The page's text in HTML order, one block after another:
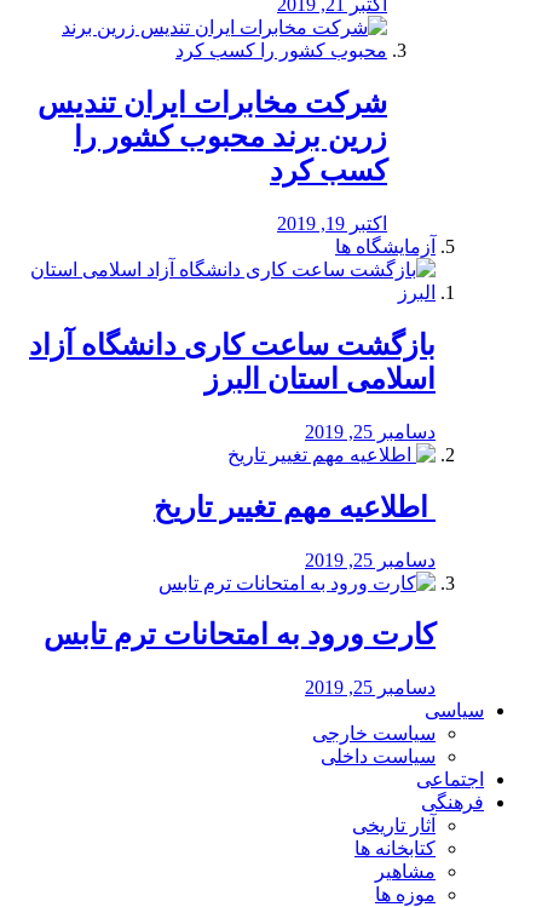
اکتبر 21, 2019
شرکت مخابرات ایران تندیس
زرین برند محبوب کشور را
کسب کرد
اکتبر 19, 2019
آزمایشگاه ها
بازگشت ساعت کاری دانشگاه آزاد
اسلامی استان البرز
دسامبر 25, 2019
️ اطلاعیه مهم تغییر تاریخ
دسامبر 25, 2019
کارت ورود به امتحانات ترم تابس
دسامبر 25, 2019
سیاسی
سیاست خارجی
سیاست داخلی
اجتماعی
فرهنگی
آثار تاریخی
کتابخانه ها
مشاهیر
موزه ها